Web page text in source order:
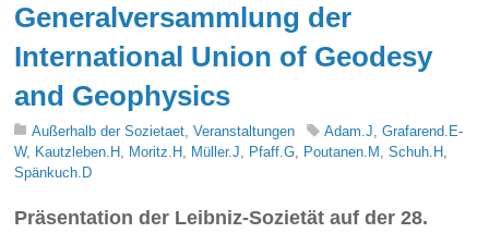
Generalversammlung der
International Union of Geodesy
and Geophysics
Außerhalb der Sozietaet,Veranstaltungen Adam.J,Grafarend.E-
W, Kautzleben.H , Moritz.H , Müller.J, Pfaff.G, Poutanen.M ,Schuh.H ,
Spänkuch.D
Präsentation der Leibniz-Sozietät auf der 28.